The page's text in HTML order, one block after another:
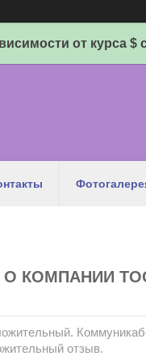
от курса $
КОМПАНИИ ТОО
отзыв.